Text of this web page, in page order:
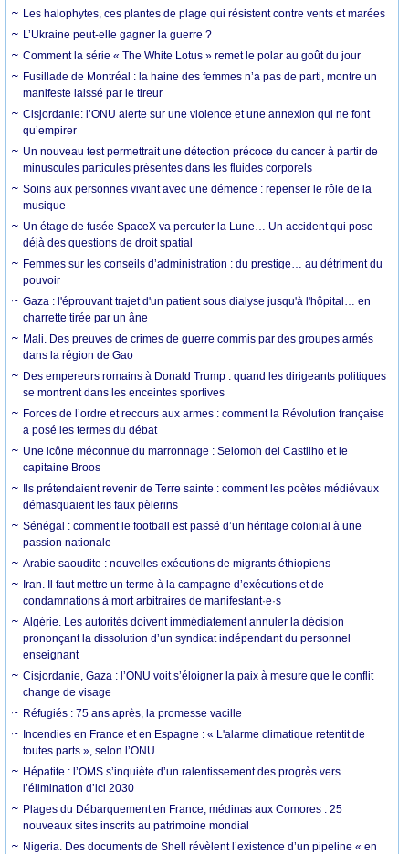
Les halophytes, ces plantes de plage qui résistent contre vents et marées
L’Ukraine peut-elle gagner la guerre ?
Comment la série « The White Lotus » remet le polar au goût du jour
Fusillade de Montréal : la haine des femmes n’a pas de parti, montre un
manifeste laissé par le tireur
Cisjordanie: l’ONU alerte sur une violence et une annexion qui ne font
qu’empirer
Un nouveau test permettrait une détection précoce du cancer à partir de
minuscules particules présentes dans les fluides corporels
Soins aux personnes vivant avec une démence : repenser le rôle de la
musique
Un étage de fusée SpaceX va percuter la Lune… Un accident qui pose
déjà des questions de droit spatial
Femmes sur les conseils d’administration : du prestige… au détriment du
pouvoir
Gaza : l'éprouvant trajet d'un patient sous dialyse jusqu'à l'hôpital… en
charrette tirée par un âne
Mali. Des preuves de crimes de guerre commis par des groupes armés
dans la région de Gao
Des empereurs romains à Donald Trump : quand les dirigeants politiques
se montrent dans les enceintes sportives
Forces de l’ordre et recours aux armes : comment la Révolution française
a posé les termes du débat
Une icône méconnue du marronnage : Selomoh del Castilho et le
capitaine Broos
Ils prétendaient revenir de Terre sainte : comment les poètes médiévaux
démasquaient les faux pèlerins
Sénégal : comment le football est passé d’un héritage colonial à une
passion nationale
Arabie saoudite : nouvelles exécutions de migrants éthiopiens
Iran. Il faut mettre un terme à la campagne d’exécutions et de
condamnations à mort arbitraires de manifestant·e·s
Algérie. Les autorités doivent immédiatement annuler la décision
prononçant la dissolution d’un syndicat indépendant du personnel
enseignant
Cisjordanie, Gaza : l’ONU voit s’éloigner la paix à mesure que le conflit
change de visage
Réfugiés : 75 ans après, la promesse vacille
Incendies en France et en Espagne : « L'alarme climatique retentit de
toutes parts », selon l’ONU
Hépatite : l’OMS s’inquiète d’un ralentissement des progrès vers
l’élimination d’ici 2030
Plages du Débarquement en France, médinas aux Comores : 25
nouveaux sites inscrits au patrimoine mondial
Nigeria. Des documents de Shell révèlent l’existence d’un pipeline « en